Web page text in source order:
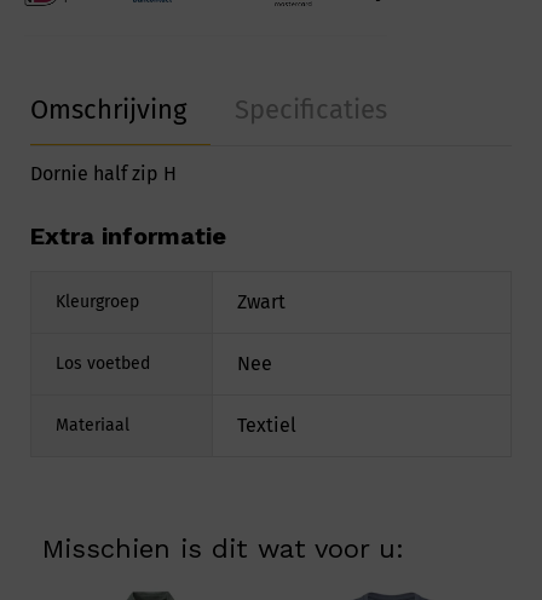
Omschrijving Specificaties
Dornie half zip H
Extra informatie
Kleurgroep Zwart
Los voetbed Nee
Materiaal Textiel
Misschien is dit wat voor u: